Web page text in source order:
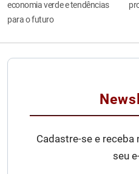
economia verde e tendências
para o futuro
Cadastre-se e
seu